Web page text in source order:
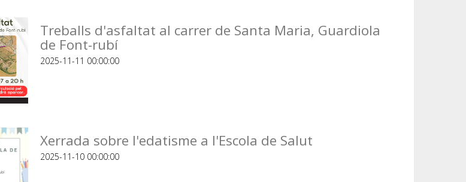
Treballs d'asfaltat al carrer de Santa Maria, Guardiola
de Font-rubí
2025-11-11 00:00:00
Xerrada sobre l'edatisme a l'Escola de Salut
2025-11-10 00:00:00